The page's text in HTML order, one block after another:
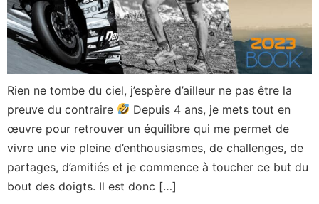
Rien ne tombe du ciel, j’espère d’ailleur ne pas être la
preuve du contraire
Depuis 4 ans, je mets tout en
œuvre pour retrouver un équilibre qui me permet de
vivre une vie pleine d’enthousiasmes, de challenges, de
partages, d’amitiés et je commence à toucher ce but du
bout des doigts. Il est donc […]